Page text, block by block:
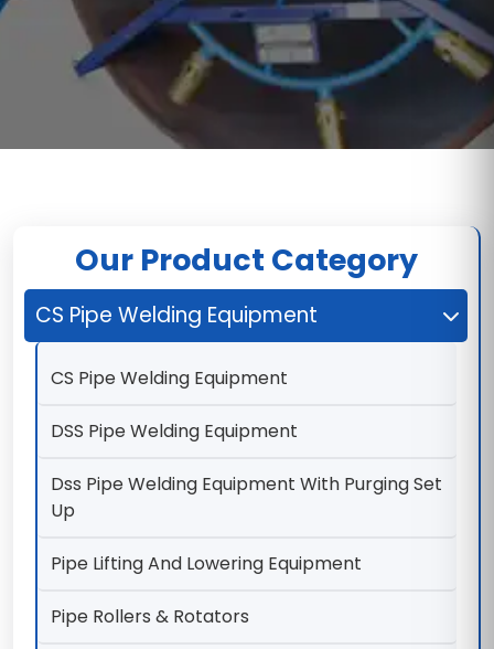
Our Product Category
CS Pipe Welding Equipment
CS Pipe Welding Equipment
DSS Pipe Welding Equipment
Dss Pipe Welding Equipment With Purging Set
Up
Pipe Lifting And Lowering Equipment
Pipe Rollers & Rotators